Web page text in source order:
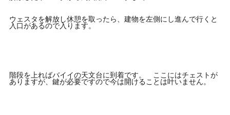
ウェスタを解放し休憩を取ったら、建物を左側にし進んで行くと
入口があるので入ります。
階段を上ればバイイの天文台に到着です。 ここにはチェストが
ありますが、鍵が必要ですので今は開けることは叶いません。